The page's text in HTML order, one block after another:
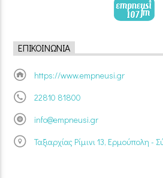
ΕΠΙΚΟΙΝΩΝΊΑ
https://www.empneusi.gr
22810 81800
info@empneusi.gr
Ταξιαρχίας Ρίμινι 13, Ερμούπολη -